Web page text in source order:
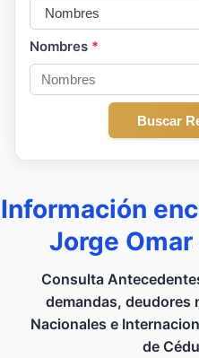
Nombres *
Buscar
Información
Jorge
Consulta
demandas, deudores
Nacionales e
de